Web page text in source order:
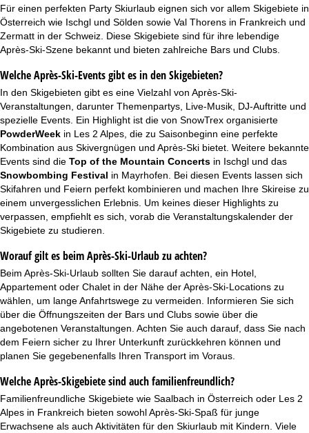
Für einen perfekten Party Skiurlaub eignen sich vor allem Skigebiete in
Österreich wie Ischgl und Sölden sowie Val Thorens in Frankreich und
Zermatt in der Schweiz. Diese Skigebiete sind für ihre lebendige
Après-Ski-Szene bekannt und bieten zahlreiche Bars und Clubs.
Welche Après-Ski-Events gibt es in den Skigebieten?
In den Skigebieten gibt es eine Vielzahl von Après-Ski-
Veranstaltungen, darunter Themenpartys, Live-Musik, DJ-Auftritte und
spezielle Events. Ein Highlight ist die von SnowTrex organisierte
PowderWeek in Les 2 Alpes, die zu Saisonbeginn eine perfekte
Kombination aus Skivergnügen und Après-Ski bietet. Weitere bekannte
Events sind die Top of the Mountain Concerts in Ischgl und das
Snowbombing Festival in Mayrhofen. Bei diesen Events lassen sich
Skifahren und Feiern perfekt kombinieren und machen Ihre Skireise zu
einem unvergesslichen Erlebnis. Um keines dieser Highlights zu
verpassen, empfiehlt es sich, vorab die Veranstaltungskalender der
Skigebiete zu studieren.
Worauf gilt es beim Après-Ski-Urlaub zu achten?
Beim Après-Ski-Urlaub sollten Sie darauf achten, ein Hotel,
Appartement oder Chalet in der Nähe der Après-Ski-Locations zu
wählen, um lange Anfahrtswege zu vermeiden. Informieren Sie sich
über die Öffnungszeiten der Bars und Clubs sowie über die
angebotenen Veranstaltungen. Achten Sie auch darauf, dass Sie nach
dem Feiern sicher zu Ihrer Unterkunft zurückkehren können und
planen Sie gegebenenfalls Ihren Transport im Voraus.
Welche Après-Skigebiete sind auch familienfreundlich?
Familienfreundliche Skigebiete wie Saalbach in Österreich oder Les 2
Alpes in Frankreich bieten sowohl Après-Ski-Spaß für junge
Erwachsene als auch Aktivitäten für den Skiurlaub mit Kindern. Viele